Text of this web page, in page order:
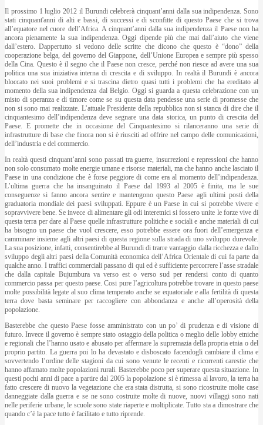
Il prossimo 1 luglio 2012 il Burundi celebrerà cinquant’anni dalla sua indipendenza. Sono
stati cinquant'anni di alti e bassi, di successi e di sconfitte di questo Paese che si trova
all’equatore nel cuore dell’Africa. A cinquant’anni dalla sua indipendenza il Paese non ha
ancora pienamente la sua indipendenza. Oggi dipende più che mai dall’aiuto che viene
dall’estero. Dappertutto si vedono delle scritte che dicono che questo è “dono” della
cooperazione belga, del governo del Giappone, dell’Unione Europea e sempre più spesso
della Cina. Questo è il segno che il Paese non cresce, perché non riesce ad avere una sua
politica una sua iniziativa interna di crescita e di sviluppo. In realtà il Burundi è ancora
bloccato nei suoi problemi e si trascina dietro quasi tutti i problemi che ha ereditato al
momento della sua indipendenza dal Belgio. Oggi si guarda a questa celebrazione con un
misto di speranza e di timore come se su questa data pendesse una serie di promesse che
non si sono mai realizzate. L’attuale Presidente della repubblica non si stanca di dire che il
cinquantesimo dell’indipendenza deve segnare una data storica, un punto di crescita del
Paese. E promette che in occasione del Cinquantesimo si rilanceranno una serie di
infrastrutture di base che finora non si è riusciti ad offrire nel campo delle comunicazioni,
dell’industria e del commercio.
In realtà questi cinquant’anni sono passati tra guerre, insurrezioni e repressioni che hanno
non solo consumato molte energie umane e risorse materiali, ma che hanno anche lasciato il
Paese in una condizione che è forse peggiore di come era al momento dell’indipendenza.
L’ultima guerra che ha insanguinato il Paese dal 1993 al 2005 è finita, ma le sue
conseguenze si fanno ancora sentire e mantengono questo Paese agli ultimi posti della
graduatoria mondiale dei paesi sviluppati. Eppure è un Paese in cui si potrebbe vivere e
sopravvivere bene. Se invece di alimentare gli odi interetnici si fossero unite le forze vive di
questa terra per dare al Paese quelle infrastrutture politiche e sociali e anche materiali di cui
ha bisogno un paese che vuol crescere, esso potrebbe essere ora fuori dell’emergenza e
camminare insieme agli altri paesi di questa regione sulla strada di uno sviluppo durevole.
La sua posizione, infatti, consentirebbe al Burundi di trarre vantaggio dalla ricchezza e dallo
sviluppo degli altri paesi della Comunità economica dell’Africa Orientale di cui fa parte da
qualche anno. I traffici commerciali passano di qui ed è sufficiente percorrere l’asse stradale
che dalla capitale Bujumbura va verso est o verso sud per rendersi conto di quanto
commercio passa per questo paese. Cosi pure l’agricoltura potrebbe trovare in questo paese
molte possibilità legate al suo clima temperato anche se equatoriale e alla fertilità di questa
terra dove basta seminare per raccogliere con abbondanza e anche all’operosità della
popolazione.
Basterebbe che questo Paese fosse amministrato con un po’ di prudenza e di visione di
futuro. Invece il governo è sempre stato ostaggio della politica o meglio delle lobby etniche
e regionali che l’hanno usato e abusato per affermare la supremazia della propria etnia o del
proprio partito. La guerra poi lo ha devastato e disboscato facendogli cambiare il clima e
sovvertendo l’ordine delle stagioni da cui sono venute le recenti e ricorrenti carestie che
hanno affamato molte popolazioni rurali. Basterebbe poco per superare questa situazione. In
questi pochi anni di pace a partire dal 2005 la popolazione si è rimessa al lavoro, la terra ha
fatto crescere di nuovo la vegetazione che era stata distrutta, si sono ricostruite molte case
danneggiate dalla guerra e se ne sono costruite molte di nuove, nuovi villaggi sono nati
nelle periferie urbane, le scuole sono state riaperte e moltiplicate. Tutto sta a dimostrare che
quando c’è la pace tutto è facilitato e tutto riprende.